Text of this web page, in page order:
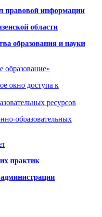
правовой информации
области
образования и науки
образование»
окно доступа к
ресурсов
образовательных
практик